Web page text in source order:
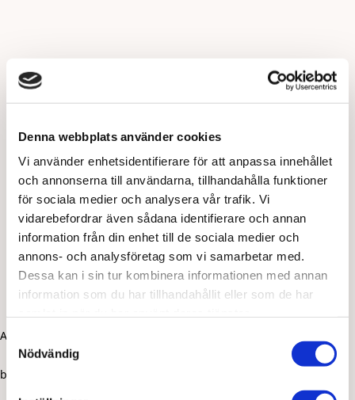
Denna webbplats använder cookies
Vi använder enhetsidentifierare för att anpassa innehållet
och annonserna till användarna, tillhandahålla funktioner
för sociala medier och analysera vår trafik. Vi
vidarebefordrar även sådana identifierare och annan
information från din enhet till de sociala medier och
annons- och analysföretag som vi samarbetar med.
Dessa kan i sin tur kombinera informationen med annan
information som du har tillhandahållit eller som de har
Samtyckesval
Nödvändig
Application error: a client-side exception has occurred (see the
browser console for more information)